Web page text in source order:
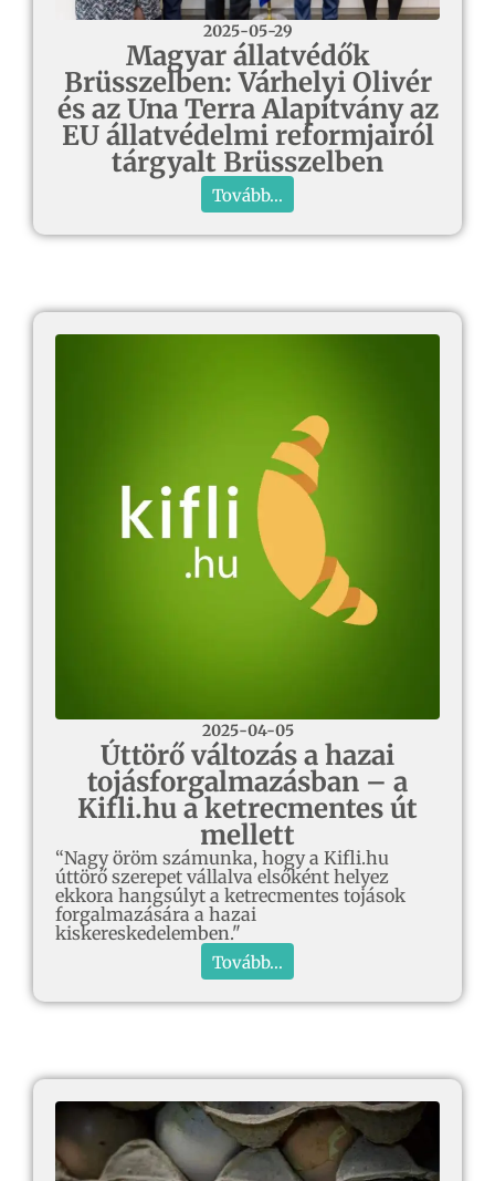
2025-05-29
Magyar állatvédők
Brüsszelben: Várhelyi Olivér
és az Una Terra Alapítvány az
EU állatvédelmi reformjairól
tárgyalt Brüsszelben
Tovább...
2025-04-05
Úttörő változás a hazai
tojásforgalmazásban – a
Kifli.hu a ketrecmentes út
mellett
“Nagy öröm számunka, hogy a Kifli.hu
úttörő szerepet vállalva elsőként helyez
ekkora hangsúlyt a ketrecmentes tojások
forgalmazására a hazai
kiskereskedelemben."
Tovább...